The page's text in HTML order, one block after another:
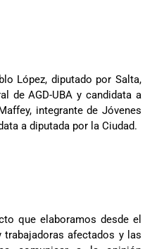
López, diputado por Salta,
de AGD-UBA y candidata a
integrante de Jóvenes
a diputada por la Ciudad.
que elaboramos desde el
afectados y las